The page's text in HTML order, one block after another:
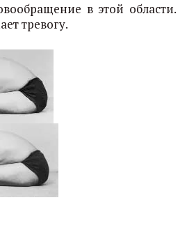
в этой области.
тревогу.